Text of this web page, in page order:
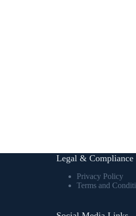
Legal & Compliance
Privacy Policy
Terms and